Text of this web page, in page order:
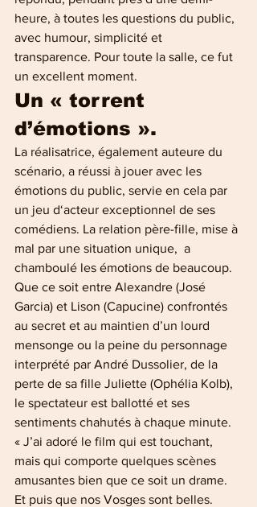
heure, à toutes les questions du public,
avec humour, simplicité et
transparence. Pour toute la salle, ce fut
un excellent moment.
Un « torrent
d’émotions ».
La réalisatrice, également auteure du
scénario, a réussi à jouer avec les
émotions du public, servie en cela par
un jeu d‘acteur exceptionnel de ses
comédiens. La relation père-fille, mise à
mal par une situation unique,  a
chamboulé les émotions de beaucoup.
Que ce soit entre Alexandre (José
Garcia) et Lison (Capucine) confrontés
au secret et au maintien d’un lourd
mensonge ou la peine du personnage
interprété par André Dussolier, de la
perte de sa fille Juliette (Ophélia Kolb),
le spectateur est ballotté et ses
sentiments chahutés à chaque minute.
« J’ai adoré le film qui est touchant,
mais qui comporte quelques scènes
amusantes bien que ce soit un drame.
Et puis que nos Vosges sont belles.